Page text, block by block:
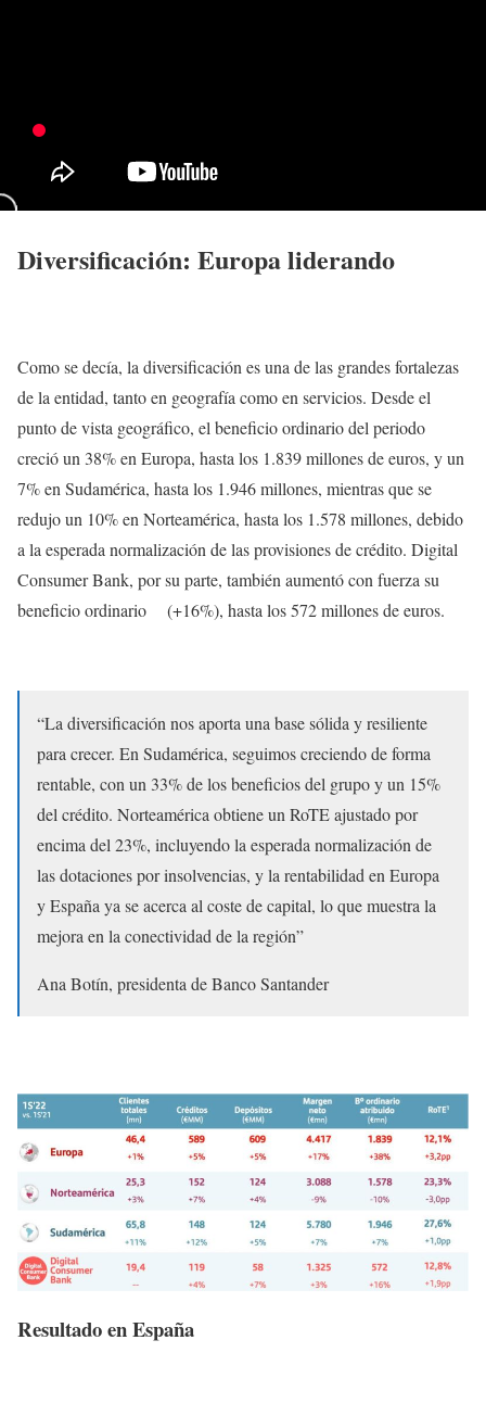
Diversificación: Europa liderando
Como se decía, la diversificación es una de las grandes fortalezas
de la entidad, tanto en geografía como en servicios. Desde el
punto de vista geográfico, el beneficio ordinario del periodo
creció un 38% en Europa, hasta los 1.839 millones de euros, y un
7% en Sudamérica, hasta los 1.946 millones, mientras que se
redujo un 10% en Norteamérica, hasta los 1.578 millones, debido
a la esperada normalización de las provisiones de crédito. Digital
Consumer Bank, por su parte, también aumentó con fuerza su
beneficio ordinario (+16%), hasta los 572 millones de euros.
“La diversificación nos aporta una base sólida y resiliente
para crecer. En Sudamérica, seguimos creciendo de forma
rentable, con un 33% de los beneficios del grupo y un 15%
del crédito. Norteamérica obtiene un RoTE ajustado por
encima del 23%, incluyendo la esperada normalización de
las dotaciones por insolvencias, y la rentabilidad en Europa
y España ya se acerca al coste de capital, lo que muestra la
mejora en la conectividad de la región”
Ana Botín, presidenta de Banco Santander
Resultado en España